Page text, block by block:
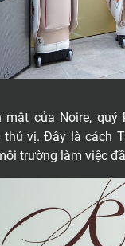
mật của Noire,
thú vị. Đây là cách
trường làm việc